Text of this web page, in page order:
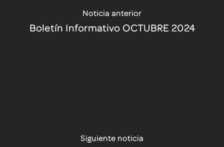
Noticia anterior
Boletín Informativo OCTUBRE 2024
Siguiente noticia